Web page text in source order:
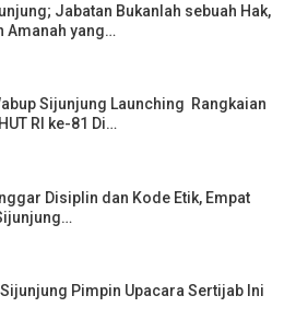
Jabatan Bukanlah sebuah Hak,
Amanah yang…
Sijunjung Launching Rangkaian
RI ke-81 Di…
Disiplin dan Kode Etik, Empat
Pimpin Upacara Sertijab Ini